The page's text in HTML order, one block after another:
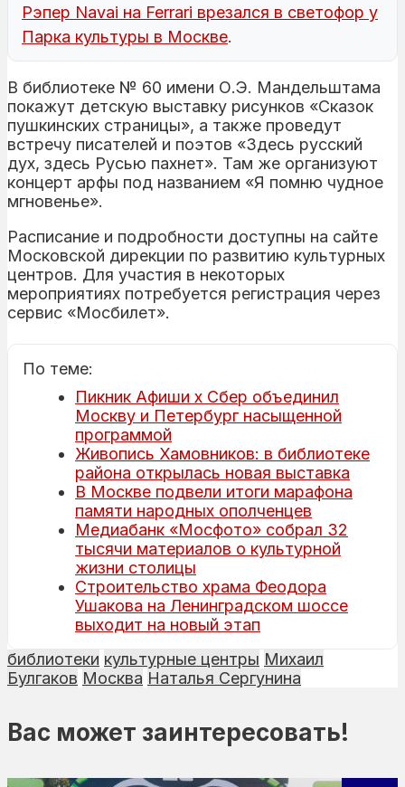
Рэпер Navai на Ferrari врезался в светофор у
Парка культуры в Москве.
В библиотеке № 60 имени О.Э. Мандельштама
покажут детскую выставку рисунков «Сказок
пушкинских страницы», а также проведут
встречу писателей и поэтов «Здесь русский
дух, здесь Русью пахнет». Там же организуют
концерт арфы под названием «Я помню чудное
мгновенье».
Расписание и подробности доступны на сайте
Московской дирекции по развитию культурных
центров. Для участия в некоторых
мероприятиях потребуется регистрация через
сервис «Мосбилет».
По теме:
Пикник Афиши х Сбер объединил
Москву и Петербург насыщенной
программой
Живопись Хамовников: в библиотеке
района открылась новая выставка
В Москве подвели итоги марафона
памяти народных ополченцев
Медиабанк «Мосфото» собрал 32
тысячи материалов о культурной
жизни столицы
Строительство храма Феодора
Ушакова на Ленинградском шоссе
выходит на новый этап
библиотеки культурные центры Михаил
Булгаков Москва Наталья Сергунина
Вас может заинтересовать!